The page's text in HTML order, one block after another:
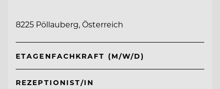
8225 Pöllauberg, Österreich
ETAGENFACHKRAFT (M/W/D)
REZEPTIONIST/IN